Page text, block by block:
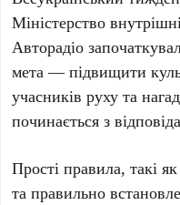
Міністерство
Авторадіо
мета — підвищити
учасників руху та
починається з
Прості правила, такі
та правильно